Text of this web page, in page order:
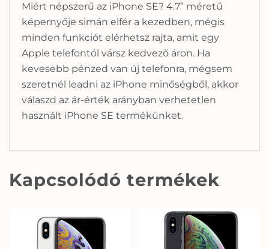
Miért népszerű az iPhone SE? 4.7” méretű
képernyője simán elfér a kezedben, mégis
minden funkciót elérhetsz rajta, amit egy
Apple telefontól vársz kedvező áron. Ha
kevesebb pénzed van új telefonra, mégsem
szeretnél leadni az iPhone minőségből, akkor
válaszd az ár-érték arányban verhetetlen
használt iPhone SE termékünket.
Kapcsolódó termékek